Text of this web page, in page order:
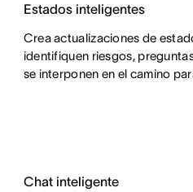
Estados inteligentes
Crea actualizaciones de
identifiquen riesgos,
se interponen en el camino
Chat inteligente